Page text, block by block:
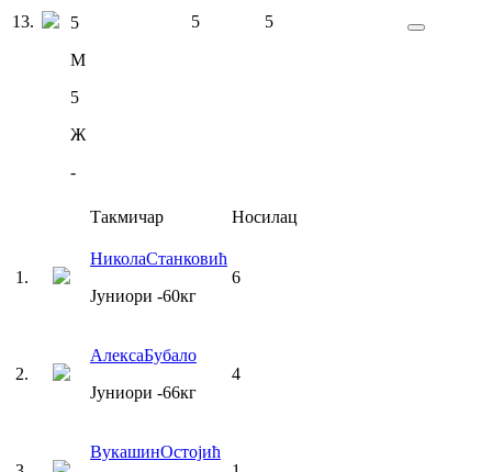
13.
5
М
5
Ж
-
5 5
Такмичар Носилац
1 .
НиколаСтанковић
Јуниори -60кг
6
2.
АлексаБубало
Јуниори -66кг
4
ВукашинОстојић